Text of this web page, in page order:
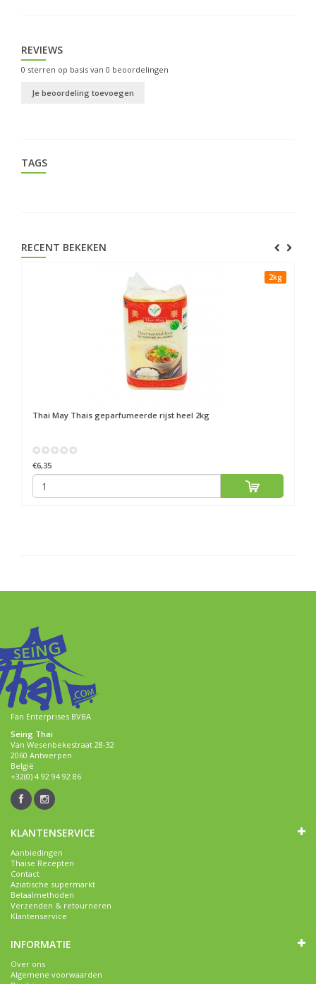
REVIEWS
0 sterren op basis van 0 beoordelingen
Je beoordeling toevoegen
TAGS
RECENT BEKEKEN
2kg
Thai May Thais geparfumeerde rijst heel 2kg
€6,35
Fan Enterprises BVBA
Seing Thai
Van Wesenbekestraat 28-32
2060 Antwerpen
België
+32(0) 4 92 94 92 86
KLANTENSERVICE
Aanbiedingen
Thaise Recepten
Contact
Aziatische supermarkt
Betaalmethoden
Verzenden & retourneren
Klantenservice
INFORMATIE
Over ons
Algemene voorwaarden